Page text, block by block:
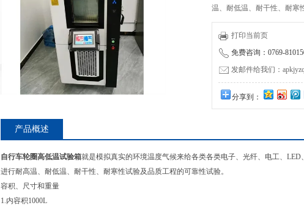
温、耐低温、耐干性、耐寒
打印当前页
免费咨询：0769-
发邮件给我们：
分享到：
产品概述
自行车轮圈高低温试验箱就是模拟真实的环境温度气候来给各类各类电子、光纤、电工、
进行耐高温、耐低温、耐干性、耐寒性试验及品质工程的可靠性试验。
容积、尺寸和重量
1.内容积1000L